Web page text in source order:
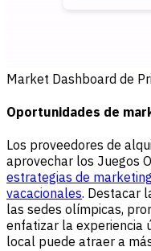
Market Dashboard de
Oportunidades de
Los proveedores de
aprovechar los Juegos
estrategias de
vacacionales. Destacar
las sedes olímpicas,
enfatizar la experiencia
local puede atraer a